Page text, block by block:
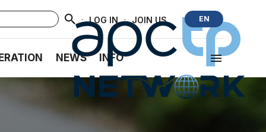
· LOG IN · JOIN US EN
NEWS INFO